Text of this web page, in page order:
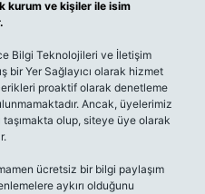
kurum ve kişiler ile isim
Bilgi Teknolojileri ve İletişim
bir Yer Sağlayıcı olarak hizmet
proaktif olarak denetleme
Ancak, üyelerimiz
olup, siteye üye olarak
ücretsiz bir bilgi paylaşım
aykırı olduğunu